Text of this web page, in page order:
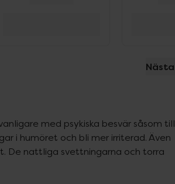
Nästa
med psykiska besvär såsom till
i humöret och bli mer irriterad. Även
De nattliga svettningarna och torra